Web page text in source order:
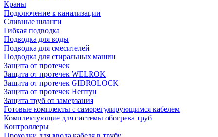
Краны
Подключение к канализации
Сливные шланги
Гибкая подводка
Подводка для воды
Подводка для смесителей
Подводка для стиральных машин
Защита от протечек
Защита от протечек WELROK
Защита от протечек GIDROLOCK
Защита от протечек Нептун
Защита труб от замерзания
Готовые комплекты с саморегулирующимся кабелем
Комплектующие для системы обогрева труб
Контроллеры
Проходки для ввода кабеля в трубу